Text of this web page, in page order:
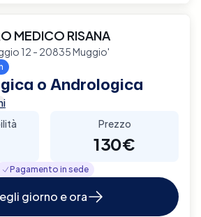
MEDICO RISANA
12 - 20835 Muggio'
o Andrologica
Prezzo
130€
Pagamento in sede
giorno e ora